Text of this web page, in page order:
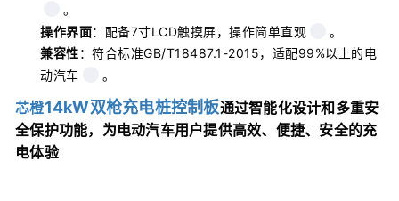
。
操作界面：配备7寸LCD触摸屏，操作简单直观
。
兼容性：符合标准GB/T18487.1-2015，适配99%以上的电
动汽车
。
芯橙14kW双枪充电桩控制板通过智能化设计和多重安
全保护功能，为电动汽车用户提供高效、便捷、安全的充
电体验